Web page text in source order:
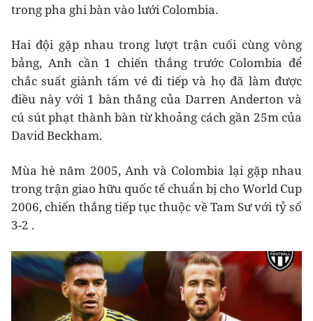
trong pha ghi bàn vào lưới Colombia.
Hai đội gặp nhau trong lượt trận cuối cùng vòng
bảng, Anh cần 1 chiến thắng trước Colombia để
chắc suất giành tấm vé đi tiếp và họ đã làm được
điều này với 1 bàn thắng của Darren Anderton và
cú sút phạt thành bàn từ khoảng cách gần 25m của
David Beckham.
Mùa hè năm 2005, Anh và Colombia lại gặp nhau
trong trận giao hữu quốc tế chuẩn bị cho World Cup
2006, chiến thắng tiếp tục thuộc về Tam Sư với tỷ số
3-2 .